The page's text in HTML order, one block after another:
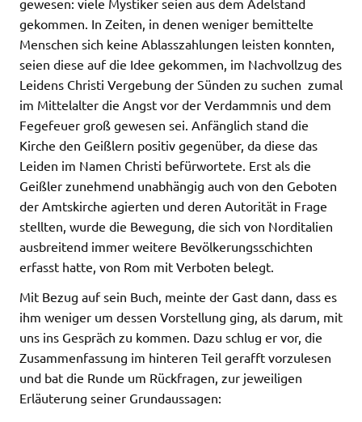
gekommen. In Zeiten, in denen weniger bemittelte
Menschen sich keine Ablasszahlungen leisten konnten,
seien diese auf die Idee gekommen, im Nachvollzug des
Leidens Christi Vergebung der Sünden zu suchen  zumal
im Mittelalter die Angst vor der Verdammnis und dem
Fegefeuer groß gewesen sei. Anfänglich stand die
Kirche den Geißlern positiv gegenüber, da diese das
Leiden im Namen Christi befürwortete. Erst als die
Geißler zunehmend unabhängig auch von den Geboten
der Amtskirche agierten und deren Autorität in Frage
stellten, wurde die Bewegung, die sich von Norditalien
ausbreitend immer weitere Bevölkerungsschichten
erfasst hatte, von Rom mit Verboten belegt.
Mit Bezug auf sein Buch, meinte der Gast dann, dass es
ihm weniger um dessen Vorstellung ging, als darum, mit
uns ins Gespräch zu kommen. Dazu schlug er vor, die
Zusammenfassung im hinteren Teil gerafft vorzulesen
und bat die Runde um Rückfragen, zur jeweiligen
Erläuterung seiner Grundaussagen: